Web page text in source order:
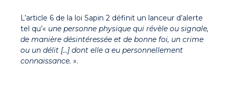
L’article 6 de la loi Sapin 2 définit un lanceur d’alerte
tel qu’« une personne physique qui révèle ou signale,
de manière désintéressée et de bonne foi, un crime
ou un délit […] dont elle a eu personnellement
connaissance. ».